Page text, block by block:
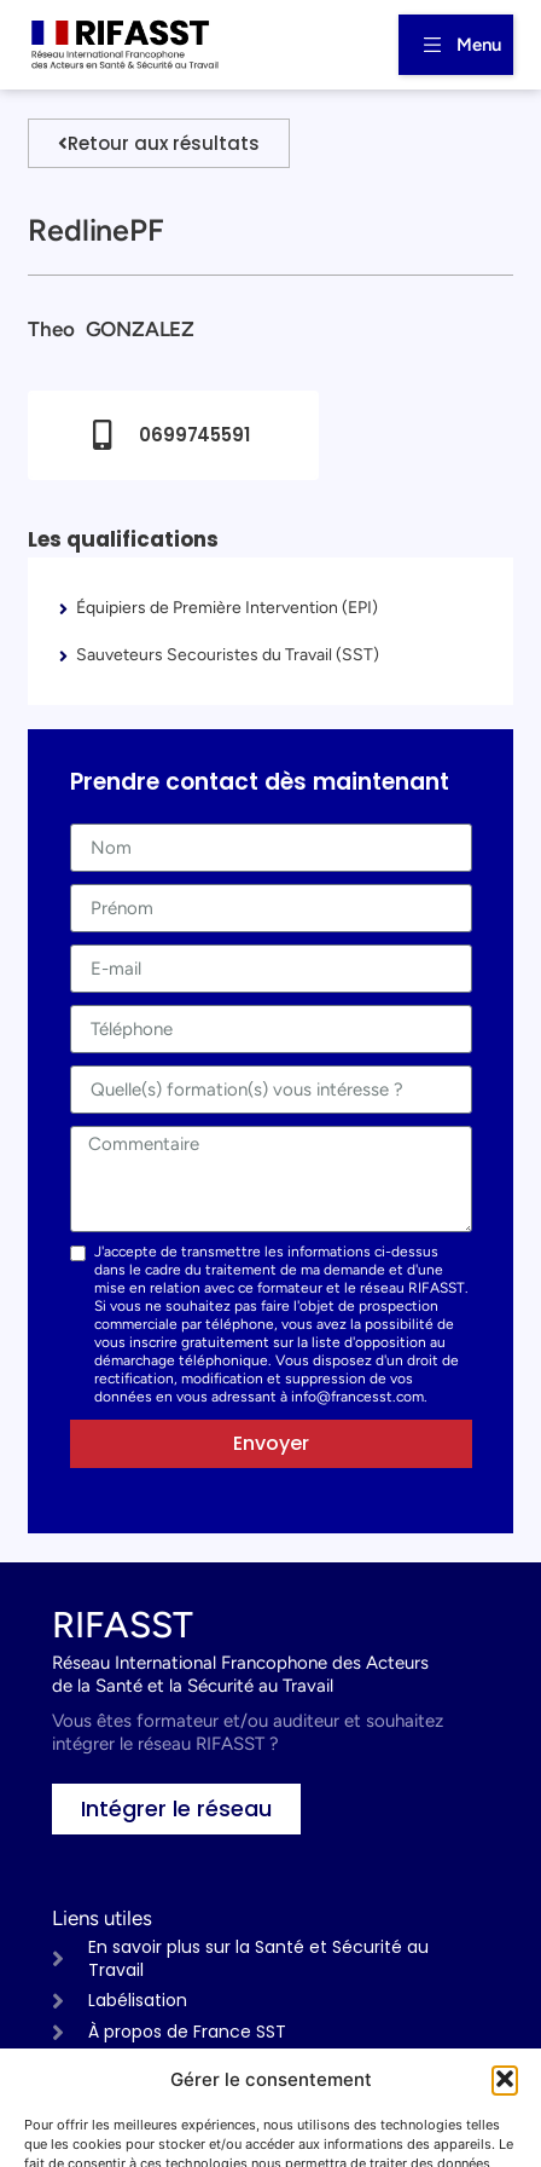
Gérer le consentement
Pour offrir les meilleures expériences, nous utilisons des technologies telles
que les cookies pour stocker et/ou accéder aux informations des appareils. Le
fait de consentir à ces technologies nous permettra de traiter des données
Menu
Retour aux résultats
RedlinePF
Theo GONZALEZ
0699745591
Les qualifications
Équipiers de Première Intervention (EPI)
Sauveteurs Secouristes du Travail (SST)
Prendre contact dès maintenant
J'accepte de transmettre les informations ci-dessus
dans le cadre du traitement de ma demande et d'une
mise en relation avec ce formateur et le réseau RIFASST.
Si vous ne souhaitez pas faire l'objet de prospection
commerciale par téléphone, vous avez la possibilité de
vous inscrire gratuitement sur la liste d'opposition au
démarchage téléphonique. Vous disposez d'un droit de
rectification, modification et suppression de vos
données en vous adressant à info@francesst.com.
Envoyer
RIFASST
Réseau International Francophone des Acteurs
de la Santé et la Sécurité au Travail
Vous êtes formateur et/ou auditeur et souhaitez
intégrer le réseau RIFASST ?
Intégrer le réseau
Liens utiles
En savoir plus sur la Santé et Sécurité au
Travail
Labélisation
À propos de France SST
Informations
Mentions légales